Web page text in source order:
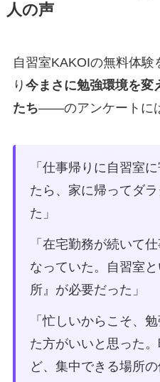
人の声
自習室KAKOIの無料体
り 今まさに勉強環境を変
たち——のアンケートに
「仕事帰りに自習室
たら、家に帰ってダ
た」
「在宅勤務が続いて
なっていた。自習室
所』が必要だった」
「忙しいからこそ、
た方がいいと思った
ど、集中できる場所の